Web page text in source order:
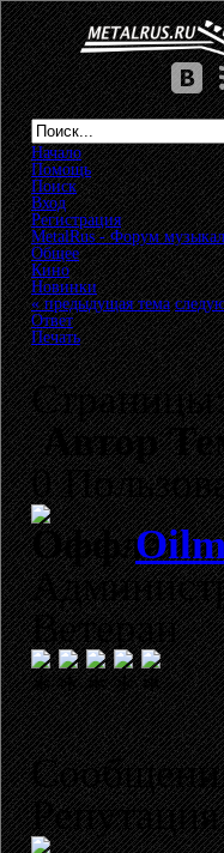
Начало
Помощь
Поиск
Вход
Регистрация
MetalRus - Форум
Общее»
Кино»
Новинки
« предыдущая тема
Ответ
Печать
Автор
0
Ветеран